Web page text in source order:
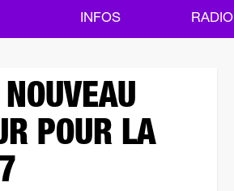
INFOS RADIO
POUR LA